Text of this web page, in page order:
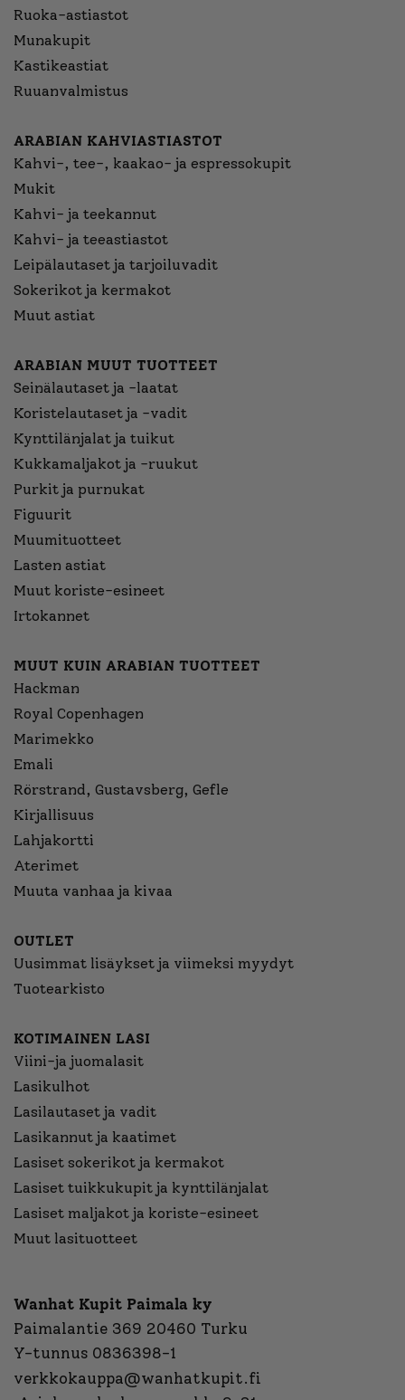
Ruoka-astiastot
Munakupit
Kastikeastiat
Ruuanvalmistus
ARABIAN KAHVIASTIASTOT
Kahvi-, tee-, kaakao- ja espressokupit
Mukit
Kahvi- ja teekannut
Kahvi- ja teeastiastot
Leipälautaset ja tarjoiluvadit
Sokerikot ja kermakot
Muut astiat
ARABIAN MUUT TUOTTEET
Seinälautaset ja -laatat
Koristelautaset ja -vadit
Kynttilänjalat ja tuikut
Kukkamaljakot ja -ruukut
Purkit ja purnukat
Figuurit
Muumituotteet
Lasten astiat
Muut koriste-esineet
Irtokannet
MUUT KUIN ARABIAN TUOTTEET
Hackman
Royal Copenhagen
Marimekko
Emali
Rörstrand, Gustavsberg, Gefle
Kirjallisuus
Lahjakortti
Aterimet
Muuta vanhaa ja kivaa
OUTLET
Uusimmat lisäykset ja viimeksi myydyt
Tuotearkisto
KOTIMAINEN LASI
Viini-ja juomalasit
Lasikulhot
Lasilautaset ja vadit
Lasikannut ja kaatimet
Lasiset sokerikot ja kermakot
Lasiset tuikkukupit ja kynttilänjalat
Lasiset maljakot ja koriste-esineet
Muut lasituotteet
Wanhat Kupit Paimala ky
Paimalantie 369 20460 Turku
Y-tunnus 0836398-1
verkkokauppa@wanhatkupit.fi